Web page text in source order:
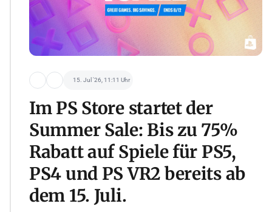
15. Jul '26, 11:11 Uhr
Im PS Store startet der
Summer Sale: Bis zu 75%
Rabatt auf Spiele für PS5,
PS4 und PS VR2 bereits ab
dem 15. Juli.